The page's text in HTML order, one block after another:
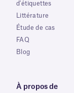
d'étiquettes
Littérature
Étude de cas
FAQ
Blog
À propos de